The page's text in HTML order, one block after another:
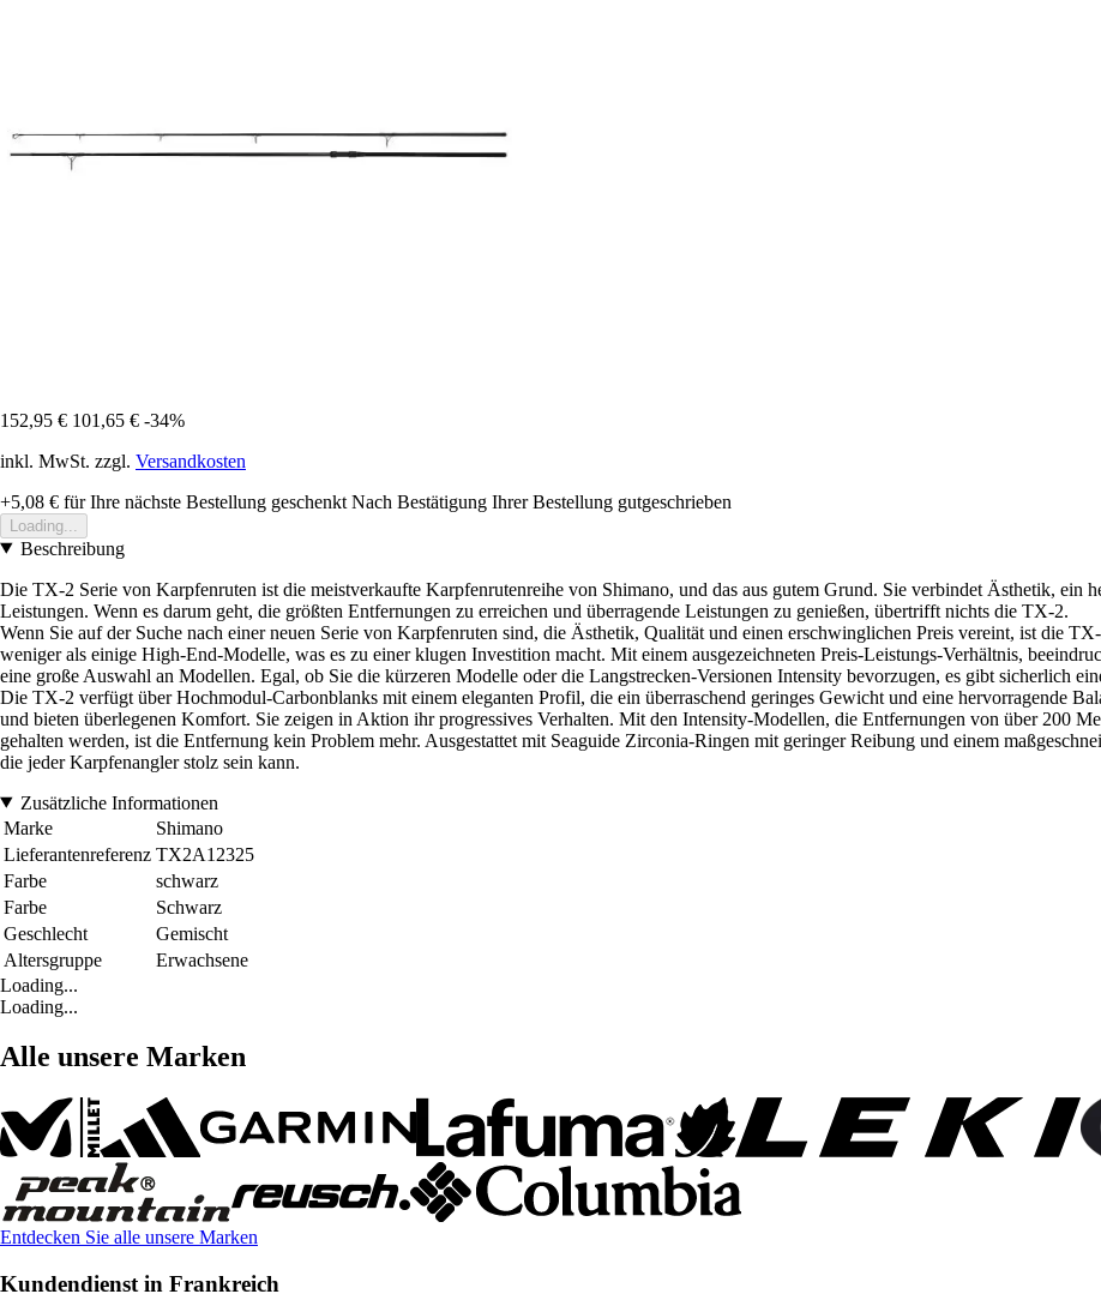
152,95 € 101,65 € -34%
inkl. MwSt. zzgl. Versandkosten
+5,08 € für Ihre nächste Bestellung geschenkt Nach Bestätigung Ihrer Bestellung gutgeschrieben
Loading...
Beschreibung
Die TX-2 Serie von Karpfenruten ist die meistverkaufte Karpfenrutenreihe von Shimano, und das aus gutem Grund. Sie verbindet Ästhetik, ein
Leistungen. Wenn es darum geht, die größten Entfernungen zu erreichen und überragende Leistungen zu genießen, übertrifft nichts die TX-2.
Wenn Sie auf der Suche nach einer neuen Serie von Karpfenruten sind, die Ästhetik, Qualität und einen erschwinglichen Preis vereint, ist die
weniger als einige High-End-Modelle, was es zu einer klugen Investition macht. Mit einem ausgezeichneten Preis-Leistungs-Verhältnis,
eine große Auswahl an Modellen. Egal, ob Sie die kürzeren Modelle oder die Langstrecken-Versionen Intensity bevorzugen, es gibt sicherlich
Die TX-2 verfügt über Hochmodul-Carbonblanks mit einem eleganten Profil, die ein überraschend geringes Gewicht und eine hervorragende
und bieten überlegenen Komfort. Sie zeigen in Aktion ihr progressives Verhalten. Mit den Intensity-Modellen, die Entfernungen von über 200
gehalten werden, ist die Entfernung kein Problem mehr. Ausgestattet mit Seaguide Zirconia-Ringen mit geringer Reibung und einem
die jeder Karpfenangler stolz sein kann.
Zusätzliche Informationen
Marke
Shimano
Lieferantenreferenz TX2A12325
Farbe
schwarz
Farbe
Schwarz
Geschlecht
Gemischt
Altersgruppe
Erwachsene
Loading...
Loading...
Alle unsere Marken
Entdecken Sie alle unsere Marken
Kundendienst in Frankreich